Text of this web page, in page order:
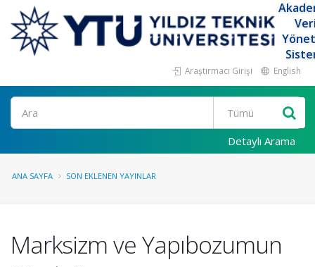
Araştırmacı Girişi English
Ara
Detaylı Arama
ANA SAYFA SON EKLENEN YAYINLAR
Marksizm ve Yapıbozumun